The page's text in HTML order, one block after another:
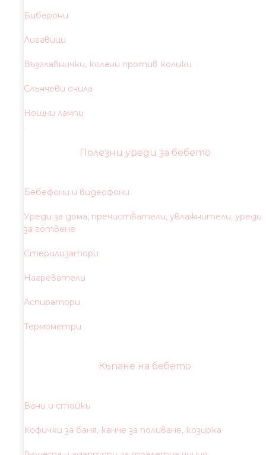
Биберони
Лигавици
Възглавнички, колани против колики
Слънчеви очила
Нощни лампи
Полезни уреди за бебето
Бебефони и видеофони
Уреди за дома, пречистватели, увлажнители, уреди
за готвене
Стерилизатори
Нагреватели
Аспиратори
Термометри
Къпане на бебето
Вани и стойки
Кофички за баня, канче за поливане, козирка